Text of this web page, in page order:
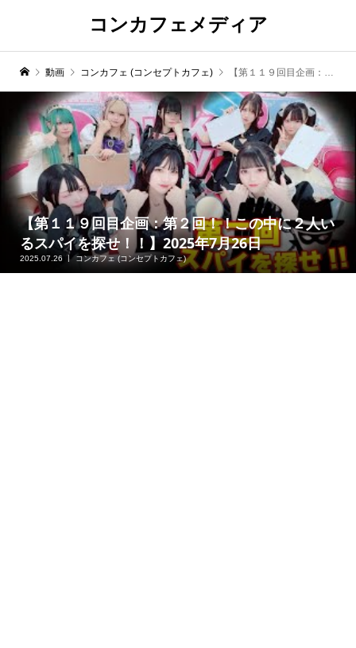
コンカフェメディア
動画 コンカフェ (コンセプトカフェ) 【第１１９回目企画：第２回！！この中に２人いるスパイを探せ！！】2025年7月26日
【第１１９回目企画：第２回！！この中に２人い
るスパイを探せ！！】2025年7月26日
2025.07.26 コンカフェ (コンセプトカフェ)